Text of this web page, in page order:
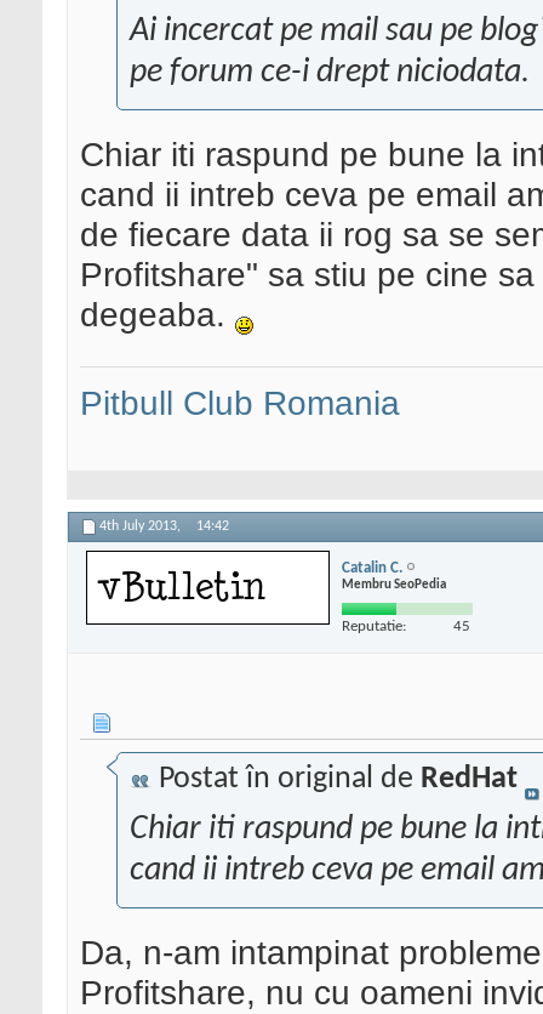
Ai incercat pe mail sau pe
pe forum ce-i drept niciodata.
Chiar iti raspund pe bune la
cand ii intreb ceva pe email
de fiecare data ii rog sa se
Profitshare" sa stiu pe cine
degeaba.
Pitbull Club Romania
4th July 2013, 14:42
Catalin C.
Membru SeoPedia
Reputatie: 45
Postat în original de RedHat
Chiar iti raspund pe bune la
cand ii intreb ceva pe email
Da, n-am intampinat
Profitshare, nu cu oameni